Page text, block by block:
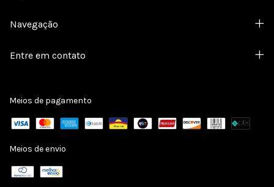
Navegação
Entre em contato
Meios de pagamento
Meios de envio